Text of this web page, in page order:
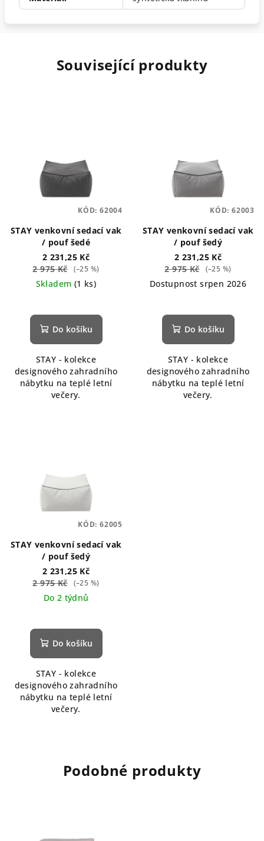
Související produkty
STAY venkovní sedací vak
/ pouf šedé
2 231,25 Kč
2 975 Kč
(–25 %)
Skladem (1 ks)
Do košíku
STAY - kolekce
designového zahradního
nábytku na teplé letní
večery.
KÓD: 62004
STAY venkovní sedací vak
/ pouf šedý
2 231,25 Kč
2 975 Kč
(–25 %)
Dostupnost srpen 2026
Do košíku
STAY - kolekce
designového zahradního
nábytku na teplé letní
večery.
KÓD: 62003
STAY venkovní sedací vak
/ pouf šedý
2 231,25 Kč
2 975 Kč
(–25 %)
Do 2 týdnů
Do košíku
STAY - kolekce
designového zahradního
nábytku na teplé letní
večery.
KÓD: 62005
Podobné produkty